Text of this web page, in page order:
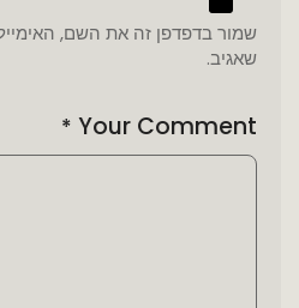
שמור בדפדפן זה את השם,
שאגיב.
Your Comment
*